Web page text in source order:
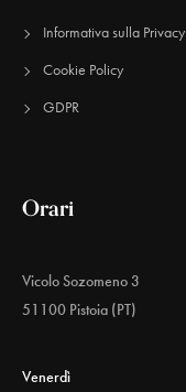
Informativa sulla Privacy
Cookie Policy
GDPR
Orari
Vicolo Sozomeno 3
51100 Pistoia (PT)
Venerdì